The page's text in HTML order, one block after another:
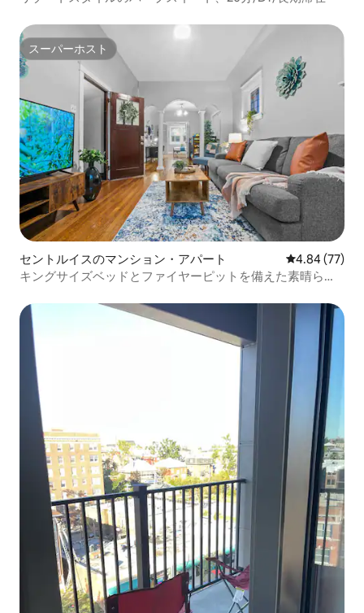
スーパーホスト
スーパーホスト
セントルイスのマンション・アパート レビュー77
4.84 (77)
キングサイズベッドとファイヤーピットを備えた素晴らし